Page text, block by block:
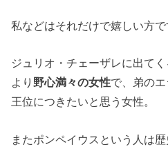
私などはそれだけで嬉しい方で
ジュリオ・チェーザレに出て
より 野心満々の女性で、弟の
王位につきたいと思う女性。
またポンペイウスという人は